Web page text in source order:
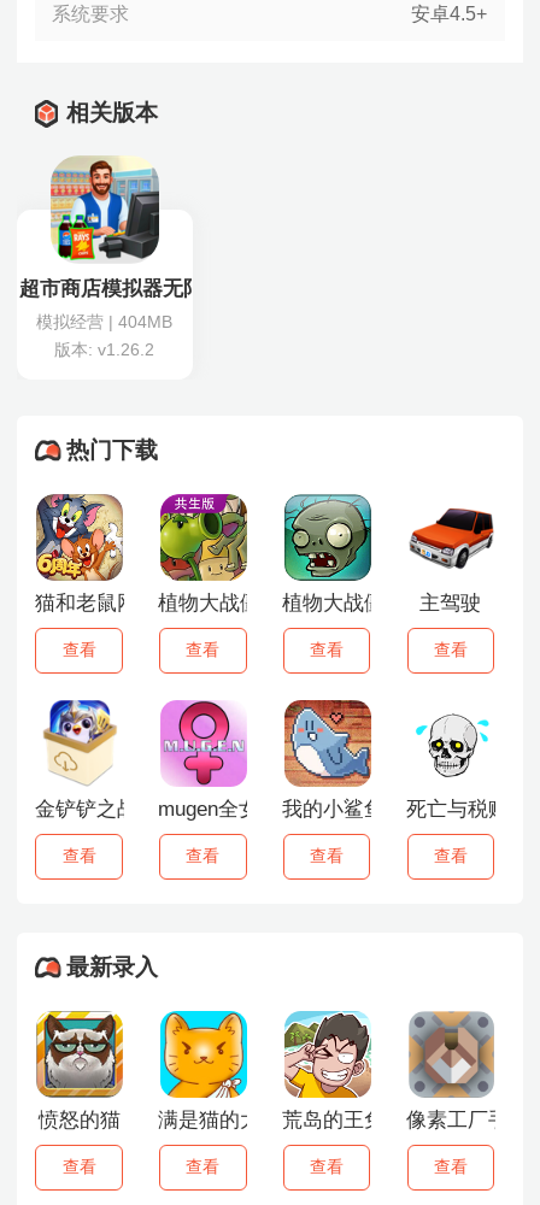
系统要求 安卓4.5+
相关版本
超市商店模拟器无限金币
模拟经营 | 404MB
版本: v1.26.2
热门下载
猫和老鼠网易版
查看
植物大战僵尸共生版2.0
查看
植物大战僵尸1原版
查看
主驾驶
查看
金铲铲之战云游戏
查看
mugen全女格斗
查看
我的小鲨鱼
查看
死亡与税赋
查看
最新录入
愤怒的猫
查看
满是猫的大楼2
查看
荒岛的王免广告版
查看
像素工厂手机
查看